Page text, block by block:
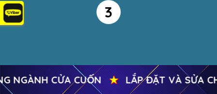
4
CUỐN ★ LẮP ĐẶT VÀ SỬA CHỮA 24H